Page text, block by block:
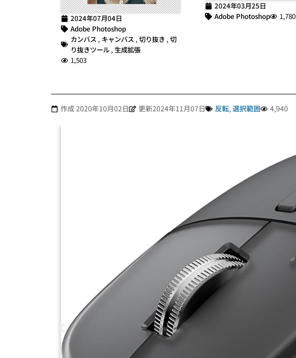
2024年07月04日
Adobe Photoshop
カンバス , キャンバス , 切り抜き , 切
り抜きツール , 生成拡張
1,503
2024年03月25日
Adobe Photoshop
1,780
作成2020年10月02日 更新2024年11月07日 反転, 選択範囲 4,940